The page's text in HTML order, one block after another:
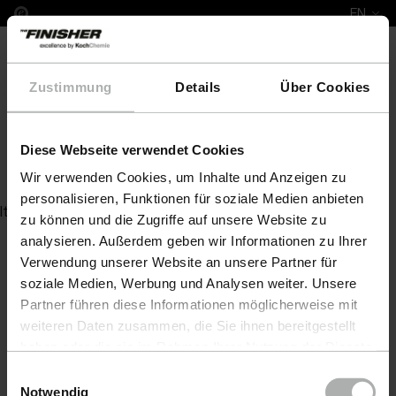
Zustimmung Details Über Cookies
Diese Webseite verwendet Cookies
Wir verwenden Cookies, um Inhalte und Anzeigen zu
personalisieren, Funktionen für soziale Medien anbieten
zu können und die Zugriffe auf unsere Website zu
analysieren. Außerdem geben wir Informationen zu Ihrer
Verwendung unserer Website an unsere Partner für
soziale Medien, Werbung und Analysen weiter. Unsere
Partner führen diese Informationen möglicherweise mit
weiteren Daten zusammen, die Sie ihnen bereitgestellt
Einstellungen zu den Cookies finden Sie unter
Notwendig
EN
NanoCrystal Polish 210 KG
Item not found